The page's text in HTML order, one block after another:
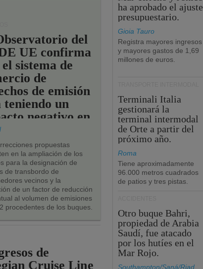
del
UE confirma
sistema de
de
de emisión
teniendo un
negativo en
de la
propuestas
en la ampliación de los
para la designación de
de transbordo de
vecinos y la
de un factor de reducción
al volumen de emisiones
procedentes de los buques.
de
Cruise Line
ha aprobado el ajuste
presupuestario.
Gioia Tauro
Registra mayores ingresos
y mayores gastos de 1,69
millones de euros.
Terminali Italia
gestionará la
terminal intermodal
de Orte a partir del
próximo año.
Roma
Tiene aproximadamente
96.000 metros cuadrados
de patios y tres pistas.
Otro buque Bahri,
propiedad de Arabia
Saudí, fue atacado
por los hutíes en el
Mar Rojo.
Southampton/Saná/Riad